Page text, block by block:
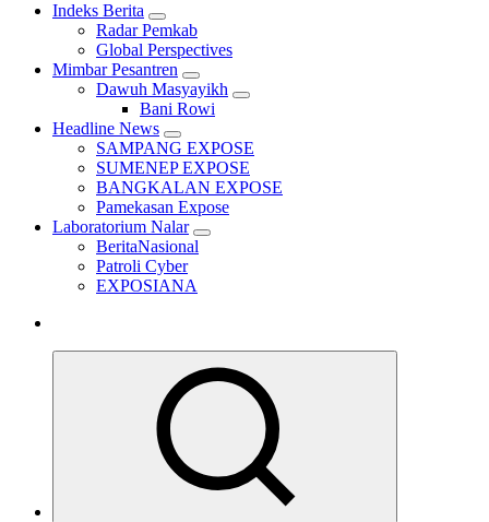
Indeks Berita
Radar Pemkab
Global Perspectives
Mimbar Pesantren
Dawuh Masyayikh
Bani Rowi
Headline News
SAMPANG EXPOSE
SUMENEP EXPOSE
BANGKALAN EXPOSE
Pamekasan Expose
Laboratorium Nalar
BeritaNasional
Patroli Cyber
EXPOSIANA